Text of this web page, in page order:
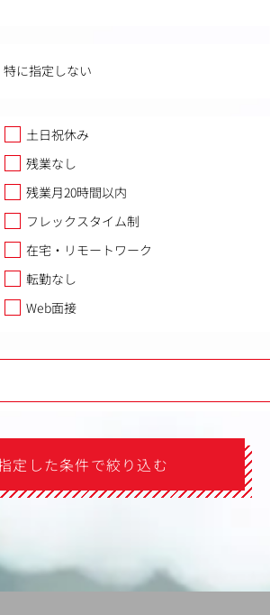
特に指定しない
土日祝休み
残業なし
残業月20時間以内
フレックスタイム制
在宅・リモートワーク
転勤なし
Web面接
定した条件で絞り込む